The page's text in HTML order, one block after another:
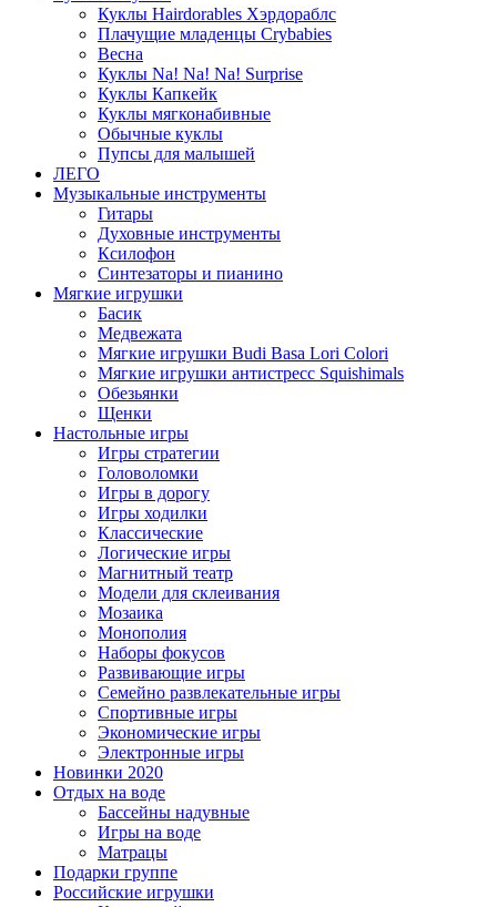
Куклы Hairdorables Хэрдораблс
Плачущие младенцы Crybabies
Весна
Куклы Na! Na! Na! Surprise
Куклы Капкейк
Куклы мягконабивные
Обычные куклы
Пупсы для малышей
ЛЕГО
Музыкальные инструменты
Гитары
Духовные инструменты
Ксилофон
Синтезаторы и пианино
Мягкие игрушки
Басик
Медвежата
Мягкие игрушки Budi Basa Lori Colori
Мягкие игрушки антистресс Squishimals
Обезьянки
Щенки
Настольные игры
Игры стратегии
Головоломки
Игры в дорогу
Игры ходилки
Классические
Логические игры
Магнитный театр
Модели для склеивания
Мозаика
Монополия
Наборы фокусов
Развивающие игры
Семейно развлекательные игры
Спортивные игры
Экономические игры
Электронные игры
Новинки 2020
Отдых на воде
Бассейны надувные
Игры на воде
Матрацы
Подарки группе
Российские игрушки